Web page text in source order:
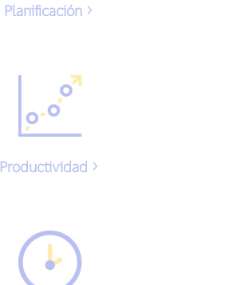
Planificación
Productividad